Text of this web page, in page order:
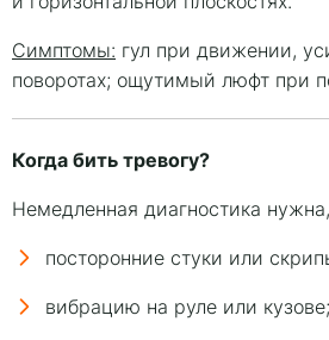
Симптомы: гул при движении,
поворотах; ощутимый люфт при
Когда бить тревогу?
Немедленная диагностика
посторонние стуки или
вибрацию на руле или кузове;